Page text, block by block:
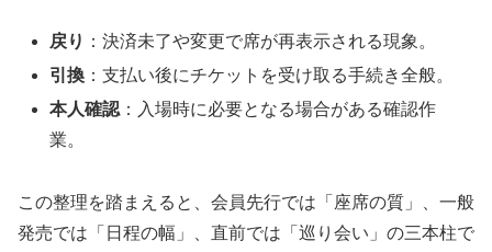
戻り ：決済未了や変更で席が再表示される現象。
引換 ：支払い後にチケットを受け取る手続き全般。
本人確認 ：入場時に必要となる場合がある確認作
業。
この整理を踏まえると、会員先行では「座席の質」、一般
発売では「日程の幅」、直前では「巡り会い」の三本柱で